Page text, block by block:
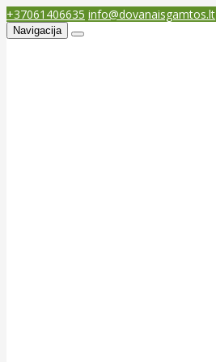
+37061406635 info@dovanaisgamtos.lt
Navigacija